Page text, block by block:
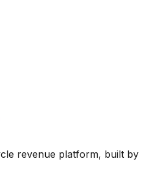
revenue platform, built by